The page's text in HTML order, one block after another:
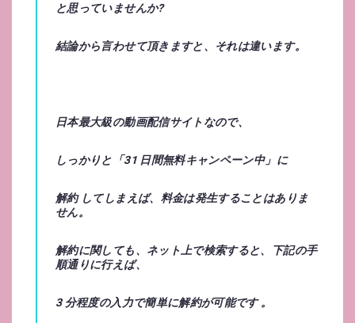
と思っていませんか?
結論から言わせて頂きますと、それは違います。
日本最大級の動画配信サイトなので、
しっかりと「31 日間無料キャンペーン中」に
解約してしまえば、料金は発生することはありま
せん。
解約に関しても、ネット上で検索すると、下記の手
順通りに行えば、
3 分程度の入力で簡単に解約が可能です。